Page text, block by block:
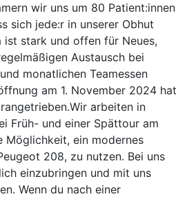
wir uns um 80 Patient:innen
sich jede:r in unserer Obhut
ist stark und offen für Neues,
Austausch bei
monatlichen Teamessen
am 1. November 2024 hat
arbeiten in
Früh- und einer Spättour am
Möglichkeit, ein modernes
208, zu nutzen. Bei uns
einzubringen und mit uns
Wenn du nach einer